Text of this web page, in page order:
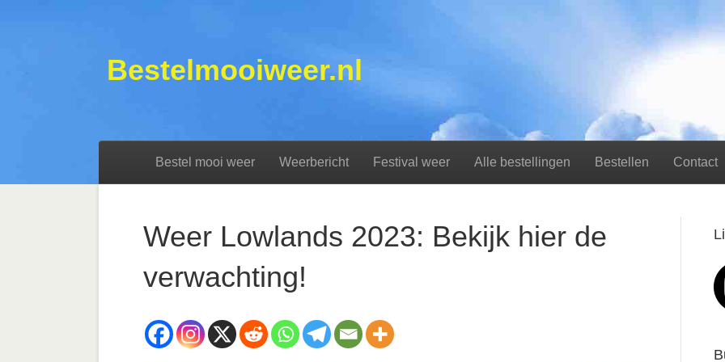
Bestelmooiweer.nl
Bestel mooi weer Weerbericht Festival weer Alle bestellingen Bestellen Contact
Weer Lowlands 2023: Bekijk hier de
verwachting!